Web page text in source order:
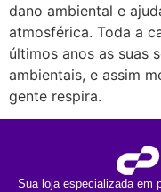
dano ambiental e
atmosférica. Toda a
últimos anos as suas
ambientais, e assim
gente respira.
Sua loja especializada em